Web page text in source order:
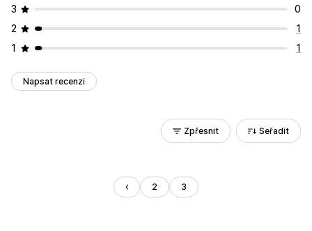
3
0
2
1
1
1
Napsat recenzi
Zpřesnit Seřadit
2 3